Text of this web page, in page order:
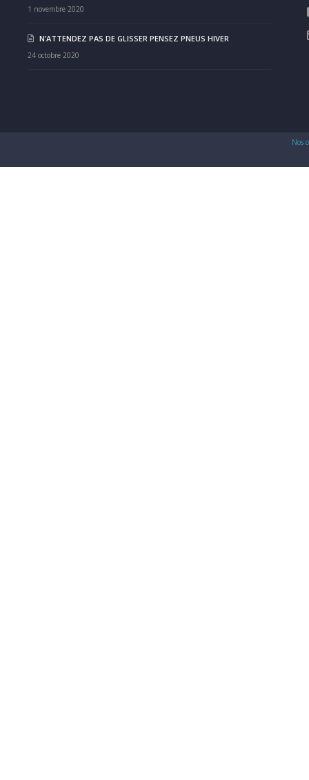
1 novembre 2020
N’ATTENDEZ PAS DE GLISSER PENSEZ PNEUS HIVER
24 octobre 2020
Nos